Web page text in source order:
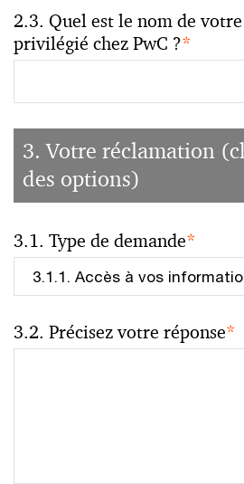
2.3. Quel est le nom de
privilégié chez PwC ?*
3. Votre réclamation
des options)
3.1. Type de demande*
3.2. Précisez votre réponse*